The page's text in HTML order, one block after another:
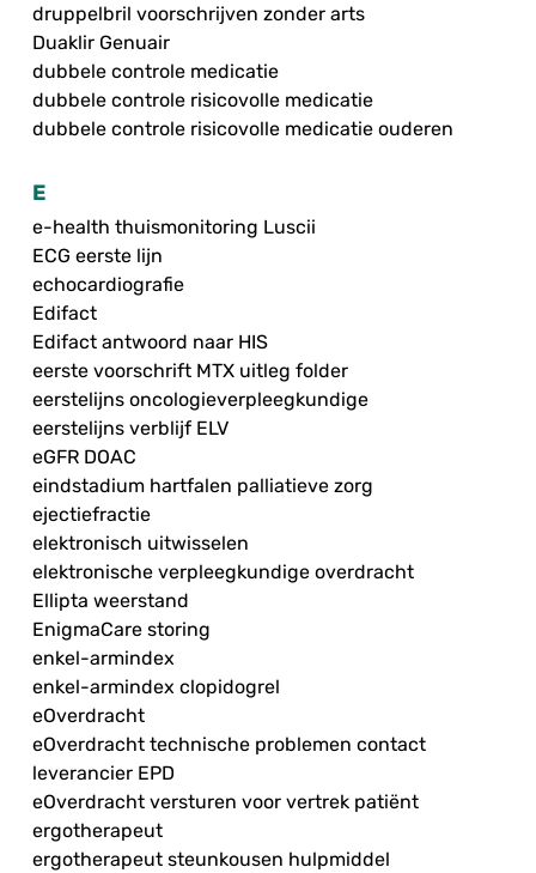
druppelbril voorschrijven zonder arts
Duaklir Genuair
dubbele controle medicatie
dubbele controle risicovolle medicatie
dubbele controle risicovolle medicatie ouderen
E
e-health thuismonitoring Luscii
ECG eerste lijn
echocardiografie
Edifact
Edifact antwoord naar HIS
eerste voorschrift MTX uitleg folder
eerstelijns oncologieverpleegkundige
eerstelijns verblijf ELV
eGFR DOAC
eindstadium hartfalen palliatieve zorg
ejectiefractie
elektronisch uitwisselen
elektronische verpleegkundige overdracht
Ellipta weerstand
EnigmaCare storing
enkel-armindex
enkel-armindex clopidogrel
eOverdracht
eOverdracht technische problemen contact
leverancier EPD
eOverdracht versturen voor vertrek patiënt
ergotherapeut
ergotherapeut steunkousen hulpmiddel